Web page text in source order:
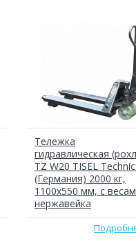
Тележка
гидравлическая
TZ W20 TISEL
(Германия) 2000 кг,
1100х550 мм, с
нержавейка